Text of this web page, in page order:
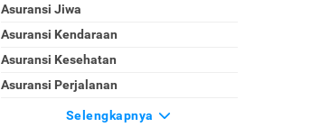
Asuransi Jiwa
Asuransi Kendaraan
Asuransi Kesehatan
Asuransi Perjalanan
Selengkapnya